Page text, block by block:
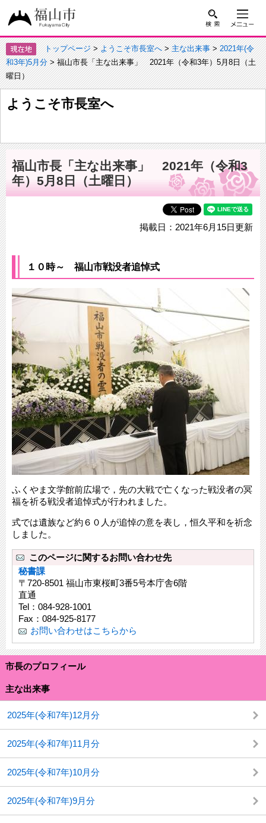
トップページ>ようこそ市長室へ>主な出来事>2021年(令
和3年)5月分> 福山市長「主な出来事」 2021年（令和3年）5月8日（土
曜日）
ようこそ市長室へ
市長のプロフィール
主な出来事
2025年(令和7年)12月分
2025年(令和7年)11月分
2025年(令和7年)10月分
2025年(令和7年)9月分
福山市長「主な出来事」 2021年（令和3
年）5月8日（土曜日）
掲載日：2021年6月15日更新
１０時～ 福山市戦没者追悼式
ふくやま文学館前広場で，先の大戦で亡くなった戦没者の冥
福を祈る戦没者追悼式が行われました。
式では遺族など約６０人が追悼の意を表し，恒久平和を祈念
しました。
このページに関するお問い合わせ先
秘書課
〒720-8501 福山市東桜町3番5号本庁舎6階
直通
Tel：084-928-1001
Fax：084-925-8177
お問い合わせはこちらから